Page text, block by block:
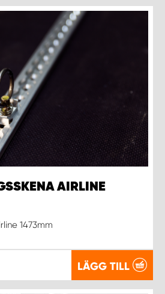
AIRLINE
1473mm
LÄGG TILL